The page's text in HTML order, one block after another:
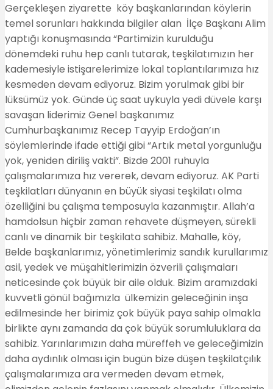
Gerçekleşen ziyarette köy başkanlarından köylerin
temel sorunları hakkında bilgiler alan İlçe Başkanı Alim
yaptığı konuşmasında “Partimizin kurulduğu
dönemdeki ruhu hep canlı tutarak, teşkilatımızın her
kademesiyle istişarelerimize lokal toplantılarımıza hız
kesmeden devam ediyoruz. Bizim yorulmak gibi bir
lüksümüz yok. Günde üç saat uykuyla yedi düvele karşı
savaşan liderimiz Genel başkanımız
Cumhurbaşkanımız Recep Tayyip Erdoğan’ın
söylemlerinde ifade ettiği gibi “Artık metal yorgunluğu
yok, yeniden diriliş vakti”. Bizde 2001 ruhuyla
çalışmalarımıza hız vererek, devam ediyoruz. AK Parti
teşkilatları dünyanın en büyük siyasi teşkilatı olma
özelliğini bu çalışma temposuyla kazanmıştır. Allah’a
hamdolsun hiçbir zaman rehavete düşmeyen, sürekli
canlı ve dinamik bir teşkilata sahibiz. Mahalle, köy,
Belde başkanlarımız, yönetimlerimiz sandık kurullarımız
asil, yedek ve müşahitlerimizin özverili çalışmaları
neticesinde çok büyük bir aile olduk. Bizim aramızdaki
kuvvetli gönül bağımızla ülkemizin geleceğinin inşa
edilmesinde her birimiz çok büyük paya sahip olmakla
birlikte aynı zamanda da çok büyük sorumluluklara da
sahibiz. Yarınlarımızın daha müreffeh ve geleceğimizin
daha aydınlık olması için bugün bize düşen teşkilatçılık
çalışmalarımıza ara vermeden devam etmek,